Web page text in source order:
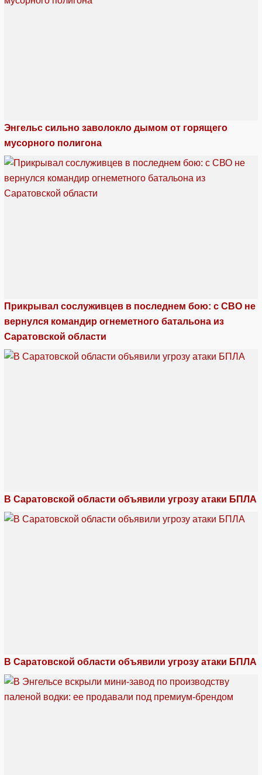
Энгельс сильно заволокло дымом от горящего
мусорного полигона
Прикрывал сослуживцев в последнем бою: с СВО не
вернулся командир огнеметного батальона из
Саратовской области
В Саратовской области объявили угрозу атаки БПЛА
В Саратовской области объявили угрозу атаки БПЛА